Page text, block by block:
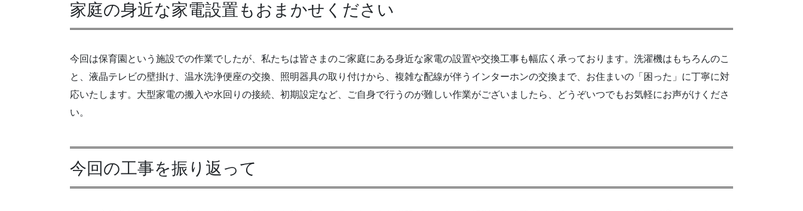
家庭の身近な家電設置もおまかせください
今回は保育園という施設での作業でしたが、私たちは皆さまのご家庭にある身近な家電の設置や交換工事も幅広く承っております。洗濯機はもちろんのこ
と、液晶テレビの壁掛け、温水洗浄便座の交換、照明器具の取り付けから、複雑な配線が伴うインターホンの交換まで、お住まいの「困った」に丁寧に対
応いたします。大型家電の搬入や水回りの接続、初期設定など、ご自身で行うのが難しい作業がございましたら、どうぞいつでもお気軽にお声がけくださ
い。
今回の工事を振り返って